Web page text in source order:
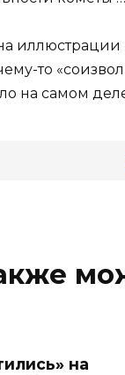
то
на самом
на